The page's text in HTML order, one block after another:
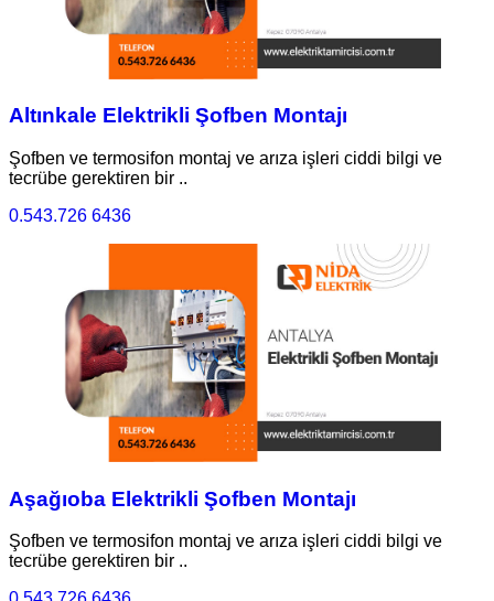
Altınkale Elektrikli Şofben Montajı
Şofben ve termosifon montaj ve arıza işleri ciddi bilgi ve
tecrübe gerektiren bir ..
0.543.726 6436
Aşağıoba Elektrikli Şofben Montajı
Şofben ve termosifon montaj ve arıza işleri ciddi bilgi ve
tecrübe gerektiren bir ..